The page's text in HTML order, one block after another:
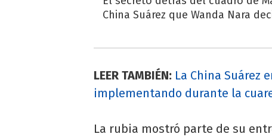
China Suárez que Wanda Nara
LEER TAMBIÉN: La China Suárez
implementando durante la
La rubia mostró parte de su